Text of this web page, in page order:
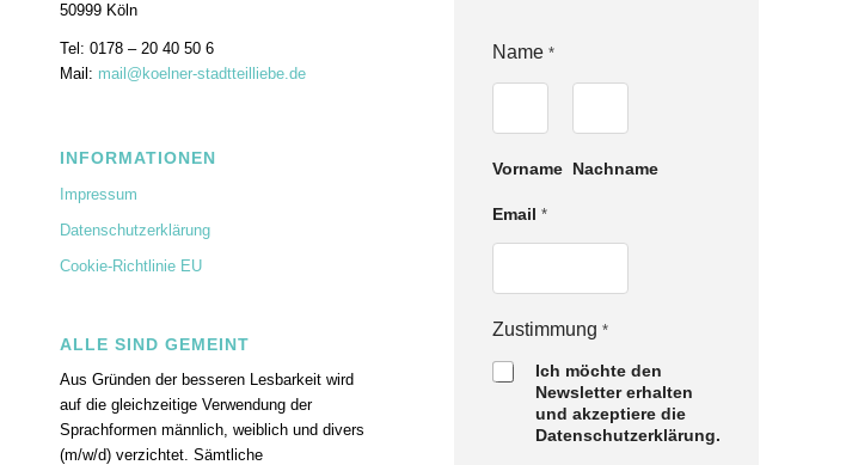
50999 Köln
Tel: 0178 – 20 40 50 6
Mail: mail@koelner-stadtteilliebe.de
INFORMATIONEN
Impressum
Datenschutzerklärung
Cookie-Richtlinie EU
ALLE SIND GEMEINT
Aus Gründen der besseren Lesbarkeit wird
auf die gleichzeitige Verwendung der
Sprachformen männlich, weiblich und divers
(m/w/d) verzichtet. Sämtliche
Name *
Vorname Nachname
Email *
Z
Zustimmung *
Ich möchte den
Newsletter erhalten
und akzeptiere die
Datenschutzerklärung.